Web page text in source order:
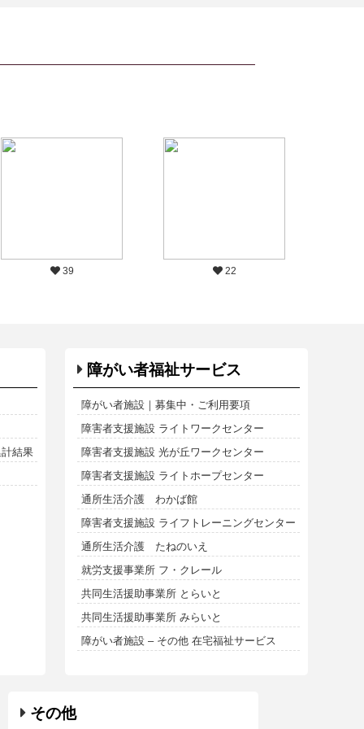
39 22
結果
障がい者福祉サービス
障がい者施設｜募集中・ご利用要項
障害者支援施設 ライトワークセンター
障害者支援施設 光が丘ワークセンター
障害者支援施設 ライトホープセンター
通所生活介護 わかば館
障害者支援施設 ライフトレーニングセンター
通所生活介護 たねのいえ
就労支援事業所 フ・クレール
共同生活援助事業所 とらいと
共同生活援助事業所 みらいと
障がい者施設 – その他 在宅福祉サービス
その他